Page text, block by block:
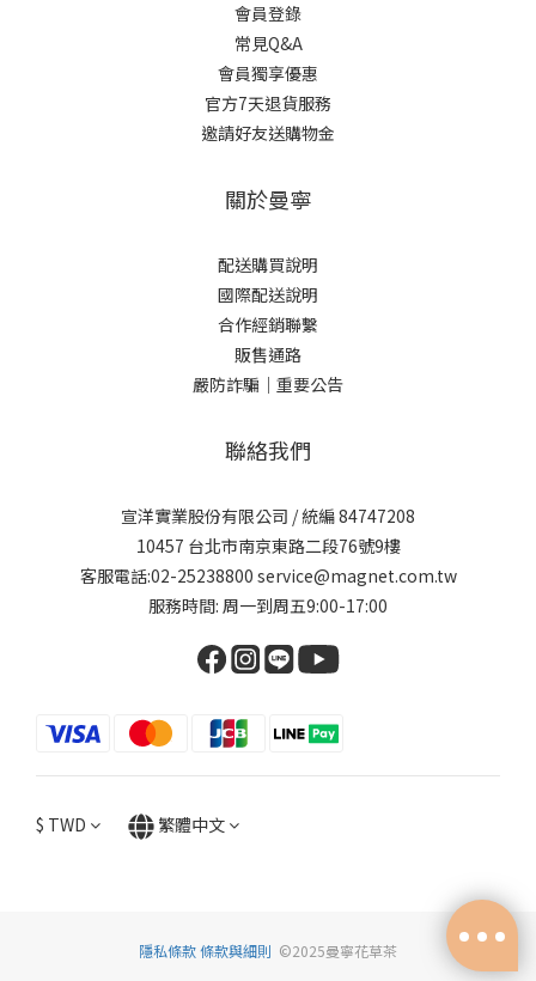
會員登錄
常見Q&A
會員獨享優惠
官方7天退貨服務
邀請好友送購物金
關於曼寧
配送購買說明
國際配送說明
合作經銷聯繫
販售通路
嚴防詐騙｜重要公告
聯絡我們
宣洋實業股份有限公司 / 統編 84747208
10457 台北市南京東路二段76號9樓
客服電話:02-25238800 service@magnet.com.tw
服務時間: 周一到周五9:00-17:00
$ TWD 繁體中文
隱私條款條款與細則 ©2025曼寧花草茶